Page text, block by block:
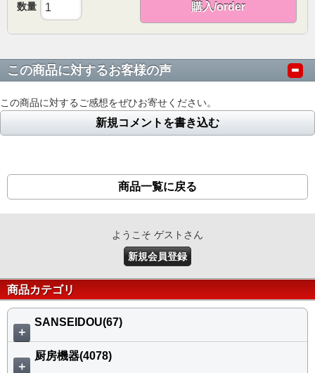
数量 購入/order
この商品に対するお客様の声
この商品に対するご感想をぜひお寄せください。
新規コメントを書き込む
商品一覧に戻る
ようこそ ゲストさん
新規会員登録
商品カテゴリ
＋
SANSEIDOU(67)
＋
厨房機器(4078)